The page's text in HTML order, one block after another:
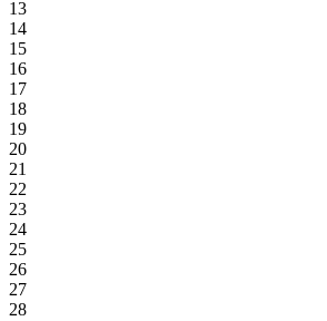
13
14
15
16
17
18
19
20
21
22
23
24
25
26
27
28